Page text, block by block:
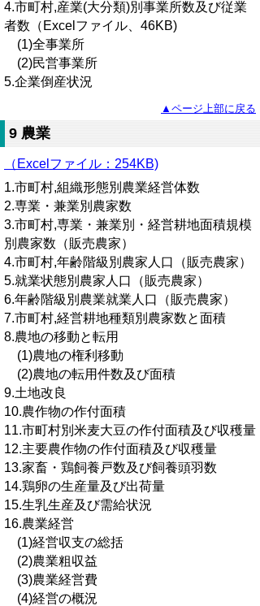
4.市町村,産業(大分類)別事業所数及び従業
者数（Excelファイル、46KB)
(1)全事業所
(2)民営事業所
5.企業倒産状況
▲ページ上部に戻る
9 農業
（Excelファイル：254KB)
1.市町村,組織形態別農業経営体数
2.専業・兼業別農家数
3.市町村,専業・兼業別・経営耕地面積規模
別農家数（販売農家）
4.市町村,年齢階級別農家人口（販売農家）
5.就業状態別農家人口（販売農家）
6.年齢階級別農業就業人口（販売農家）
7.市町村,経営耕地種類別農家数と面積
8.農地の移動と転用
(1)農地の権利移動
(2)農地の転用件数及び面積
9.土地改良
10.農作物の作付面積
11.市町村別米麦大豆の作付面積及び収穫量
12.主要農作物の作付面積及び収穫量
13.家畜・鶏飼養戸数及び飼養頭羽数
14.鶏卵の生産量及び出荷量
15.生乳生産及び需給状況
16.農業経営
(1)経営収支の総括
(2)農業粗収益
(3)農業経営費
(4)経営の概況